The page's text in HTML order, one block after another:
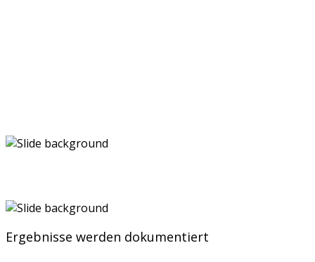
Ergebnisse werden dokumentiert